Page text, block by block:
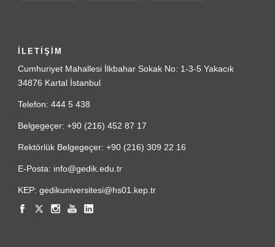
İLETİŞİM
Cumhuriyet Mahallesi İlkbahar Sokak No: 1-3-5 Yakacık
34876 Kartal İstanbul
Telefon: 444 5 438
Belgegeçer: +90 (216) 452 87 17
Rektörlük Belgegeçer: +90 (216) 309 22 16
E-Posta: info@gedik.edu.tr
KEP: gedikuniversitesi@hs01.kep.tr